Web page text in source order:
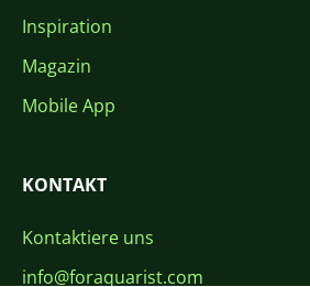
Inspiration
Magazin
Mobile App
KONTAKT
Kontaktiere uns
info@foraquarist.com